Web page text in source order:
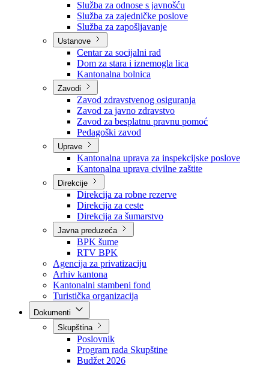
Službe
Služba za odnose s javnošću
Služba za zajedničke poslove
Služba za zapošljavanje
Ustanove
Centar za socijalni rad
Dom za stara i iznemogla lica
Kantonalna bolnica
Zavodi
Zavod zdravstvenog osiguranja
Zavod za javno zdravstvo
Zavod za besplatnu pravnu pomoć
Pedagoški zavod
Uprave
Kantonalna uprava za inspekcijske poslove
Kantonalna uprava civilne zaštite
Direkcije
Direkcija za robne rezerve
Direkcija za ceste
Direkcija za šumarstvo
Javna preduzeća
BPK šume
RTV BPK
Agencija za privatizaciju
Arhiv kantona
Kantonalni stambeni fond
Turistička organizacija
Skupština